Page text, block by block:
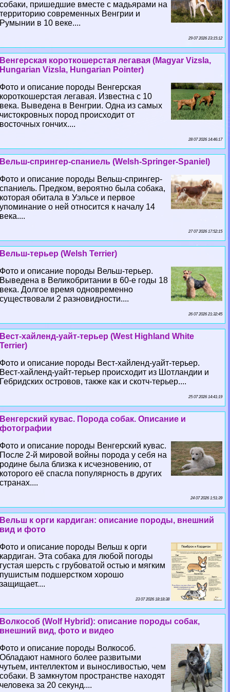
собаки, пришедшие вместе с мадьярами на
территорию современных Венгрии и
Румынии в 10 веке....
29 07 2026 23:15:12
Венгерская короткошерстая легавая (Magyar Vizsla,
Hungarian Vizsla, Hungarian Pointer)
Фото и описание породы Венгерская
короткошерстая легавая. Известна с 10
века. Выведена в Венгрии. Одна из самых
чистокровных пород происходит от
восточных гончих....
28 07 2026 14:46:17
Вельш-спрингер-спаниель (Welsh-Springer-Spaniel)
Фото и описание породы Вельш-спрингер-
спаниель. Предком, вероятно была собака,
которая обитала в Уэльсе и первое
упоминание о ней относится к началу 14
века....
27 07 2026 17:52:15
Вельш-терьер (Welsh Terrier)
Фото и описание породы Вельш-терьер.
Выведена в Великобритании в 60-е годы 18
века. Долгое время одновременно
существовали 2 разновидности....
26 07 2026 21:32:45
Вест-хайленд-уайт-терьер (West Highland White
Terrier)
Фото и описание породы Вест-хайленд-уайт-терьер.
Вест-хайленд-уайт-терьер происходит из Шотландии и
Гебридских островов, также как и скотч-терьер....
25 07 2026 14:41:19
Венгерский кувас. Порода собак. Описание и
фотографии
Фото и описание породы Венгерский кувас.
После 2-й мировой войны порода у себя на
родине была близка к исчезновению, от
которого её спасла популярность в других
странах....
24 07 2026 1:51:39
Вельш к opги кардиган: описание породы, внешний
вид и фото
Фото и описание породы Вельш к opги
кардиган. Эта собака для любой погоды
густая шерсть с грубоватой остью и мягким
пушистым подшерстком хорошо
защищает....
23 07 2026 18:18:38
Волкособ (Wolf Hybrid): описание породы собак,
внешний вид, фото и видео
Фото и описание породы Волкособ.
Обладают намного более развитыми
чутьем, интеллектом и выносливостью, чем
собаки. В замкнутом прострaнcтве находят
человека за 20 секунд....